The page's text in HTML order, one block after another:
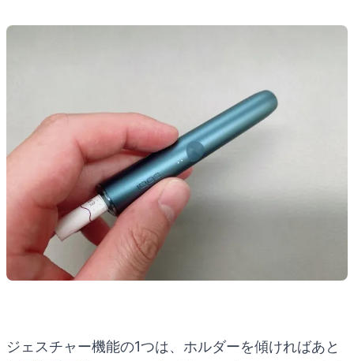
ジェスチャー機能の1つは、ホルダーを傾ければあと